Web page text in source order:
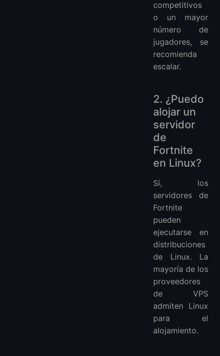
competitivos
o un mayor
número de
jugadores, se
recomienda
escalar.
2. ¿Puedo
alojar un
servidor
de
Fortnite
en Linux?
Sí, los
servidores de
Fortnite
pueden
ejecutarse en
distribuciones
de Linux. La
mayoría de los
proveedores
de VPS
admiten Linux
para el
alojamiento.